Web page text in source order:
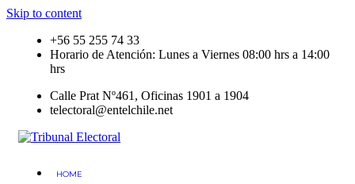
Skip to content
+56 55 255 74 33
Horario de Atención: Lunes a Viernes 08:00 hrs a 14:00
hrs
Calle Prat Nº461, Oficinas 1901 a 1904
telectoral@entelchile.net
HOME